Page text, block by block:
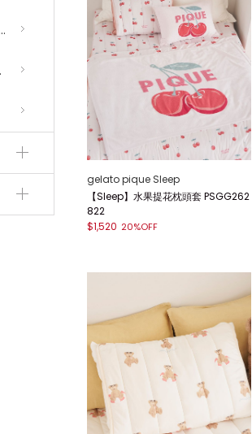
gelato pique Sleep
【Sleep】水果提花枕頭套 PSGG262
822
$1,520 20%OFF